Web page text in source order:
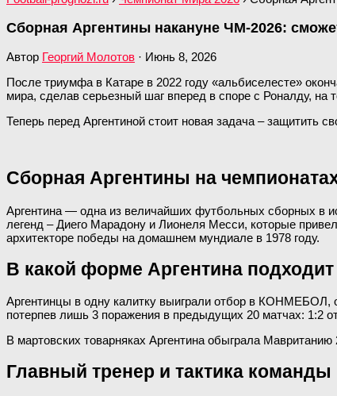
Сборная Аргентины накануне ЧМ-2026:
Автор Георгий Молотов · Июнь 8, 2026
После триумфа в Катаре в 2022 году «альбиселесте»
мира, сделав серьезный шаг вперед в споре с Роналду, на
Теперь перед Аргентиной стоит новая задача – защитить
Сборная Аргентины на
Аргентина — одна из величайших футбольных сборных в
легенд – Диего Марадону и Лионеля Месси, которые
архитекторе победы на домашнем мундиале в 1978 году.
В какой форме Аргентина
Аргентинцы в одну калитку выиграли отбор в КОНМЕБОЛ,
потерпев лишь 3 поражения в предыдущих 20 матчах: 1:2
В мартовских товарняках Аргентина обыграла
Главный тренер и тактика команды